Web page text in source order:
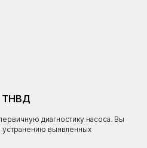
ТНВД
диагностику насоса. Вы
устранению выявленных